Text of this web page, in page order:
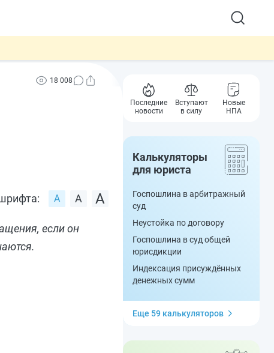
18 008
если он
Последние
новости
Вступают
в силу
Новые
НПА
Калькуляторы
для юриста
Госпошлина в арбитражный
суд
Неустойка по договору
Госпошлина в суд общей
юрисдикции
Индексация присуждённых
денежных сумм
Еще 59 калькуляторов